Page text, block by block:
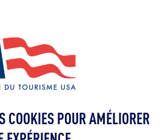
COOKIES POUR AMÉLIORER